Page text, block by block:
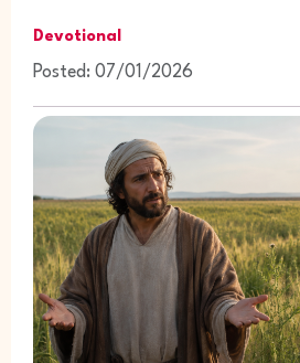
Devotional
Posted: 07/01/2026